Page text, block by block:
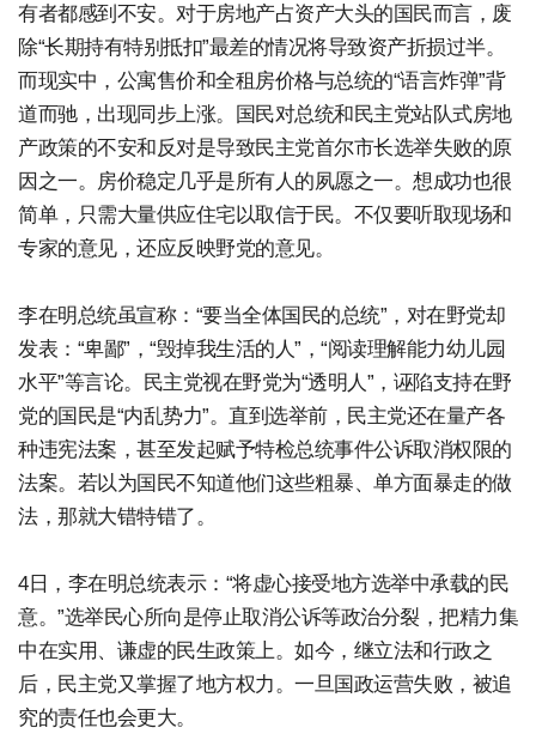
有者都感到不安。对于房地产占资产大头的国民而言，废
除“长期持有特别抵扣”最差的情况将导致资产折损过半。
而现实中，公寓售价和全租房价格与总统的“语言炸弹”背
道而驰，出现同步上涨。国民对总统和民主党站队式房地
产政策的不安和反对是导致民主党首尔市长选举失败的原
因之一。房价稳定几乎是所有人的夙愿之一。想成功也很
简单，只需大量供应住宅以取信于民。不仅要听取现场和
专家的意见，还应反映野党的意见。
李在明总统虽宣称：“要当全体国民的总统”，对在野党却
发表：“卑鄙”，“毁掉我生活的人”，“阅读理解能力幼儿园
水平”等言论。民主党视在野党为“透明人”，诬陷支持在野
党的国民是“内乱势力”。直到选举前，民主党还在量产各
种违宪法案，甚至发起赋予特检总统事件公诉取消权限的
法案。若以为国民不知道他们这些粗暴、单方面暴走的做
法，那就大错特错了。
4日，李在明总统表示：“将虚心接受地方选举中承载的民
意。”选举民心所向是停止取消公诉等政治分裂，把精力集
中在实用、谦虚的民生政策上。如今，继立法和行政之
后，民主党又掌握了地方权力。一旦国政运营失败，被追
究的责任也会更大。